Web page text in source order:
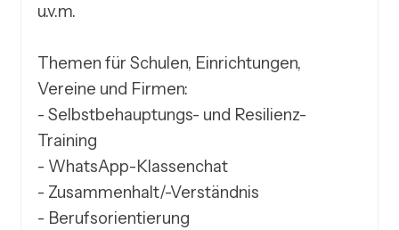
u.v.m.
Themen für Schulen, Einrichtungen,
Vereine und Firmen:
- Selbstbehauptungs- und Resilienz-
Training
- WhatsApp-Klassenchat
- Zusammenhalt/-Verständnis
- Berufsorientierung